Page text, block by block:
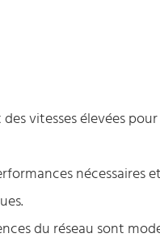
vitesses élevées pour
nécessaires et
du réseau sont